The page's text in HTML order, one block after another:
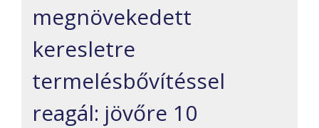
megnövekedett
keresletre
termelésbővítéssel
reagál: jövőre 10